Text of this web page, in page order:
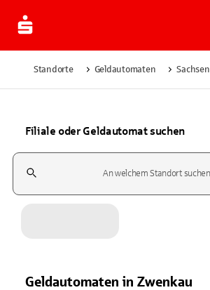
Standorte Geldautomaten Sachsen
Filiale oder Geldautomat suchen
Suchfeld
Geldautomaten in Zwenkau